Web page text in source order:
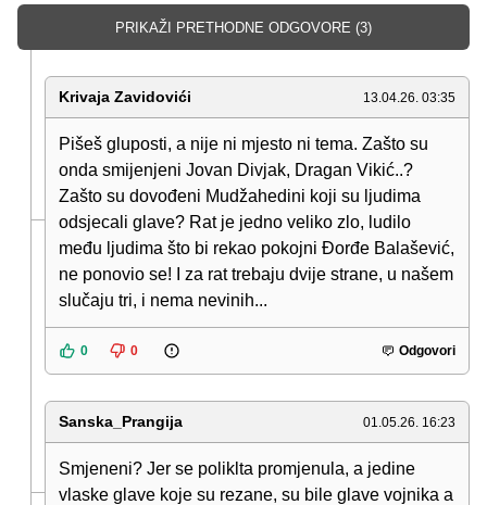
PRIKAŽI PRETHODNE ODGOVORE (3)
Krivaja Zavidovići 13.04.26. 03:35
Pišeš gluposti, a nije ni mjesto ni tema. Zašto su
onda smijenjeni Jovan Divjak, Dragan Vikić..?
Zašto su dovođeni Mudžahedini koji su ljudima
odsjecali glave? Rat je jedno veliko zlo, ludilo
među ljudima što bi rekao pokojni Đorđe Balašević,
ne ponovio se! I za rat trebaju dvije strane, u našem
slučaju tri, i nema nevinih...
0 0 Odgovori
Sanska_Prangija 01.05.26. 16:23
Smjeneni? Jer se poliklta promjenula, a jedine
vlaske glave koje su rezane, su bile glave vojnika a